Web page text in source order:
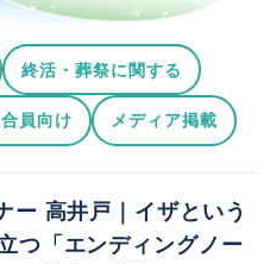
終活・葬祭に関する
員向け メディア掲載
ー 高井戸｜イザという
つ「エンディングノー